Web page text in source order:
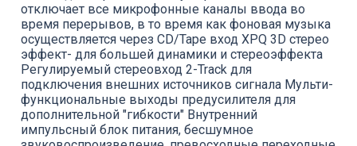
отключает все микрофонные каналы ввода во
время перерывов, в то время как фоновая музыка
осуществляется через CD/Tape вход XPQ 3D стерео
эффект- для большей динамики и стереоэффекта
Регулируемый стереовход 2-Track для
подключения внешних источников сигнала Мульти-
функциональные выходы предусилителя для
дополнительной "гибкости" Внутренний
импульсный блок питания, бесшумное